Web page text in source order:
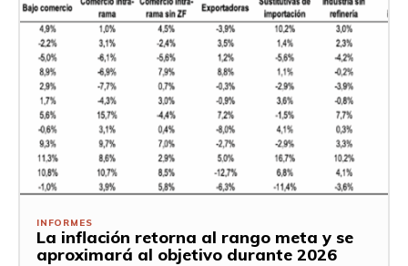
INFORMES
La inflación retorna al rango meta y se
aproximará al objetivo durante 2026